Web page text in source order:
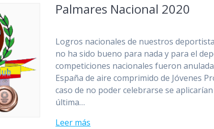
Palmares Nacional 2020
Logros nacionales de nuestros
no ha sido bueno para nada y para el
competiciones nacionales fueron
España de aire comprimido de Jóvenes
caso de no poder celebrarse se
última…
Leer más